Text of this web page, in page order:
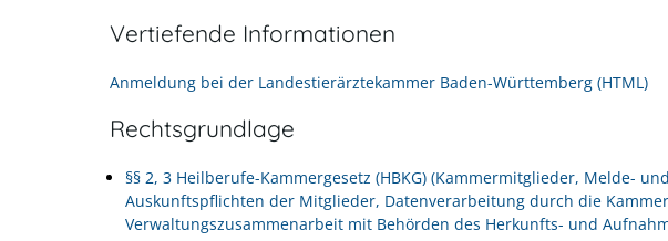
Vertiefende Informationen
Anmeldung bei der Landestierärztekammer Baden-Württemberg (HTML)
Rechtsgrundlage
§§ 2, 3 Heilberufe-Kammergesetz (HBKG) (Kammermitglieder, Melde- und
Auskunftspflichten der Mitglieder, Datenverarbeitung durch die
Verwaltungszusammenarbeit mit Behörden des Herkunfts- und